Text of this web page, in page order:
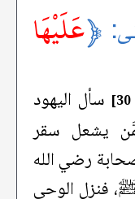
﴿عَلَيْهَا
سأل اليهود
يشعل سقر
رضي الله
ﷺ، فنزل الوحي